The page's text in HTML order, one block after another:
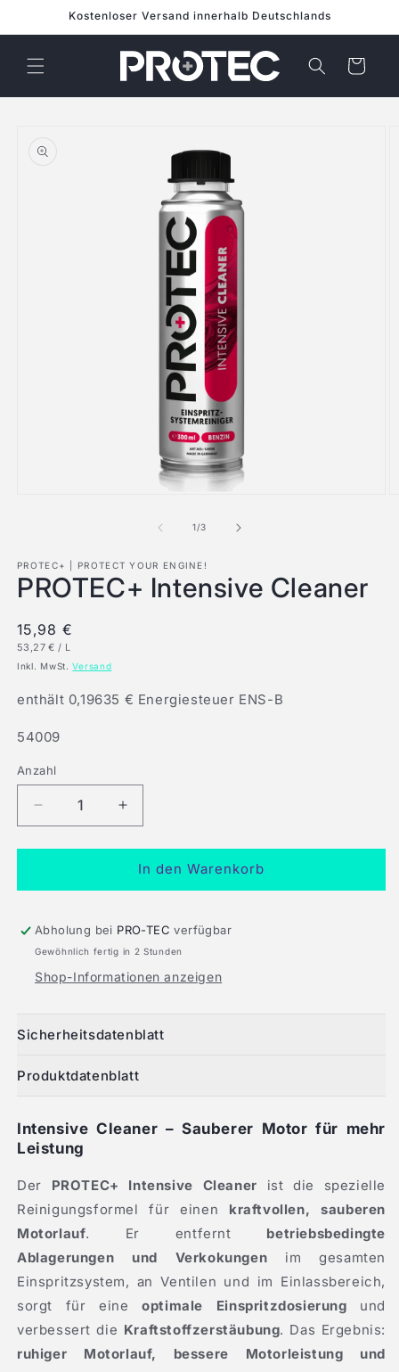
Direkt zumKostenloser Versand innerhalb Deutschlands
Warenkorb
1 /von
3
PROTEC+ | PROTECT YOUR ENGINE!
PROTEC+ Intensive Cleaner
Normaler
Preis
15,98 €
GRUNDPREIS
53,27 € / PRO
L
Inkl. MwSt.Versand
enthält 0,19635 € Energiesteuer ENS-B
Art.Nr.:
54009
Anzahl
Verringere
die
Menge
PROTEC+
Cleaner
Erhöhe
die
Menge
für
PROTEC+
Cleaner
In den Warenkorb
Abholung bei PRO-TEC verfügbar
Gewöhnlich fertig in 2 Stunden
Shop-Informationen anzeigen
Sicherheitsdatenblatt
Produktdatenblatt
Intensive Cleaner – Sauberer Motor für mehr
Leistung
Der PROTEC+ Intensive Cleaner ist die spezielle
Reinigungsformel für einen kraftvollen, sauberen
Motorlauf. Er entfernt betriebsbedingte
Ablagerungen und Verkokungen im gesamten
Einspritzsystem, an Ventilen und im Einlassbereich,
sorgt für eineoptimale Einspritzdosierung und
verbessert die Kraftstoffzerstäubung. Das Ergebnis:
ruhiger Motorlauf, bessere Motorleistung und